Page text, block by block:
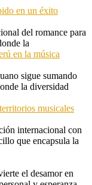
en un éxito
del romance para
la
en la música
sigue sumando
la diversidad
musicales
internacional con
que encapsula la
el desamor en